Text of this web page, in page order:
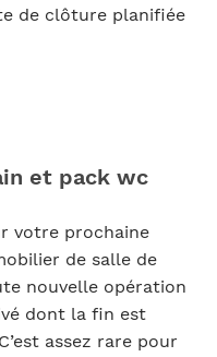
de clôture planifiée
et pack wc
votre prochaine
de salle de
nouvelle opération
dont la fin est
assez rare pour